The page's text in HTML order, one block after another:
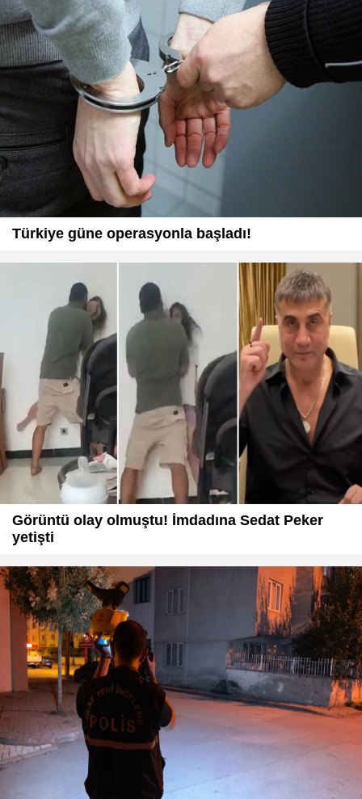
Türkiye güne operasyonla başladı!
Görüntü olay olmuştu! İmdadına Sedat Peker
yetişti